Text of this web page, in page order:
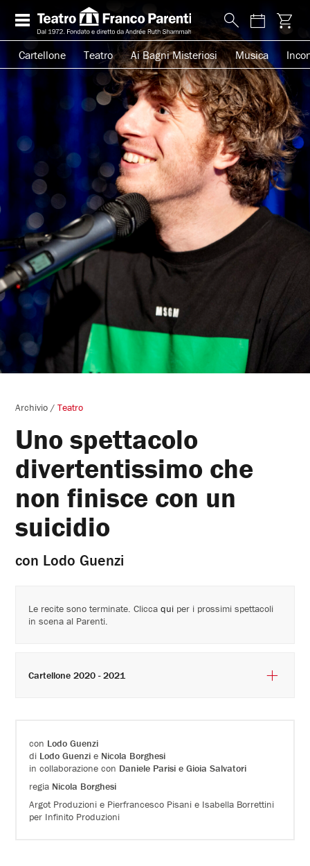
Cartellone Teatro Ai Bagni Misteriosi Musica
Archivio /Teatro
Uno spettacolo
divertentissimo che
non finisce con un
suicidio
con Lodo Guenzi
con Lodo Guenzi
di Lodo Guenzi e Nicola Borghesi
in collaborazione con Daniele Parisi e Gioia Salvatori
regia Nicola Borghesi
Argot Produzioni e Pierfrancesco Pisani e Isabella Borrettini
per Infinito Produzioni
Le recite sono terminate. Cliccaqui per i prossimi spettacoli
in scena al Parenti.
Cartellone 2020 - 2021